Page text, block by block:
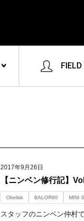
2017年9月26日
【ニンベン修行記】
Obelisk BALOR90 MINI
スタッフのニンベン仲村